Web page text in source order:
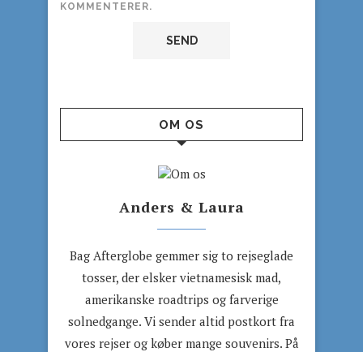
KOMMENTERER.
OM OS
Anders & Laura
Bag Afterglobe gemmer sig to rejseglade
tosser, der elsker vietnamesisk mad,
amerikanske roadtrips og farverige
solnedgange. Vi sender altid postkort fra
vores rejser og køber mange souvenirs. På